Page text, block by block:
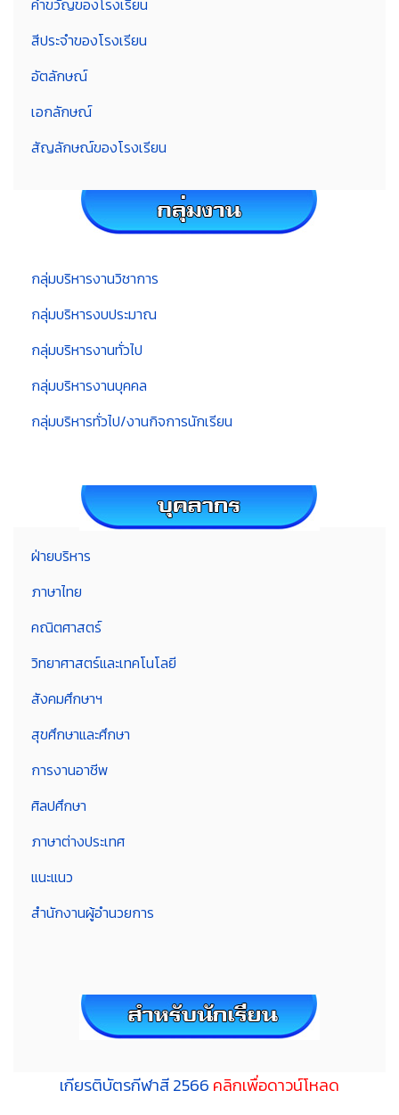
คำขวัญของโรงเรียน
สีประจำของโรงเรียน
อัตลักษณ์
เอกลักษณ์
สัญลักษณ์ของโรงเรียน
กลุ่มบริหารงานวิชาการ
กลุ่มบริหารงบประมาณ
กลุ่มบริหารงานทั่วไป
กลุ่มบริหารงานบุคคล
กลุ่มบริหารทั่วไป/งานกิจการนักเรียน
ฝ่ายบริหาร
ภาษาไทย
คณิตศาสตร์
วิทยาศาสตร์และเทคโนโลยี
สังคมศึกษาฯ
สุขศึกษาและศึกษา
การงานอาชีพ
ศิลปศึกษา
ภาษาต่างประเทศ
แนะแนว
สำนักงานผู้อำนวยการ
เกียรติบัตรกีฬาสี 2566 คลิกเพื่อดาวน์โหลด